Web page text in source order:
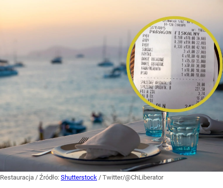
Restauracja / Źródło: Shutterstock / Twitter/@ChLiberator